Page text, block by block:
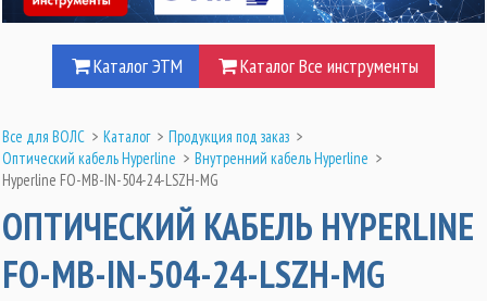
Каталог ЭТМ Каталог Все инструменты
Все для ВОЛС > Каталог > Продукция под заказ >
Оптический кабель Hyperline > Внутренний кабель Hyperline >
Hyperline FO-MB-IN-504-24-LSZH-MG
ОПТИЧЕСКИЙ КАБЕЛЬ HYPERLINE
FO-MB-IN-504-24-LSZH-MG